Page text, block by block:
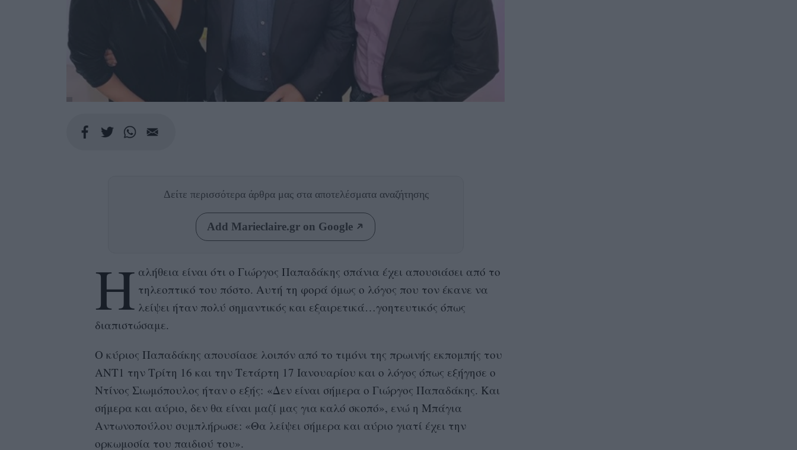
Δείτε περισσότερα άρθρα μας στα αποτελέσματα αναζήτησης
Add Marieclaire.gr on Google
Η αλήθεια είναι ότι ο Γιώργος Παπαδάκης σπάνια έχει απουσιάσει από το
τηλεοπτικό του πόστο. Αυτή τη φορά όμως ο λόγος που τον έκανε να
λείψει ήταν πολύ σημαντικός και εξαιρετικά…γοητευτικός όπως
διαπιστώσαμε.
Ο κύριος Παπαδάκης απουσίασε λοιπόν από το τιμόνι της πρωινής εκπομπής του
ΑΝΤ1 την Τρίτη 16 και την Τετάρτη 17 Ιανουαρίου και ο λόγος όπως εξήγησε ο
Ντίνος Σιωμόπουλος ήταν ο εξής: «Δεν είναι σήμερα ο Γιώργος Παπαδάκης. Και
σήμερα και αύριο, δεν θα είναι μαζί μας για καλό σκοπό», ενώ η Μπάγια
Αντωνοπούλου συμπλήρωσε: «Θα λείψει σήμερα και αύριο γιατί έχει την
ορκωμοσία του παιδιού του».